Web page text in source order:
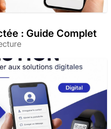
: Guide Complet